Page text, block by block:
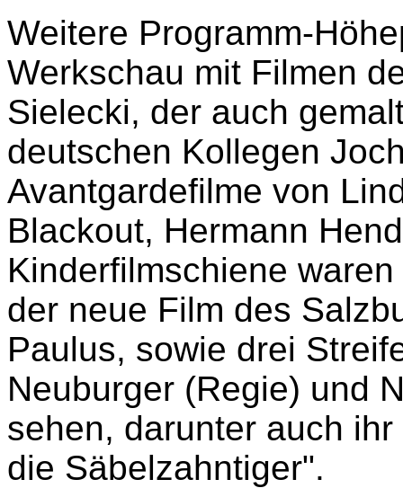
Weitere Programm-
Werkschau mit Filmen
Sielecki, der auch
deutschen Kollegen
Avantgardefilme von
Blackout, Hermann
Kinderfilmschiene
der neue Film des
Paulus, sowie drei
Neuburger (Regie) und
sehen, darunter auch
die Säbelzahntiger".